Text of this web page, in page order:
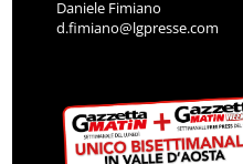
Daniele Fimiano
d.fimiano@lgpresse.com